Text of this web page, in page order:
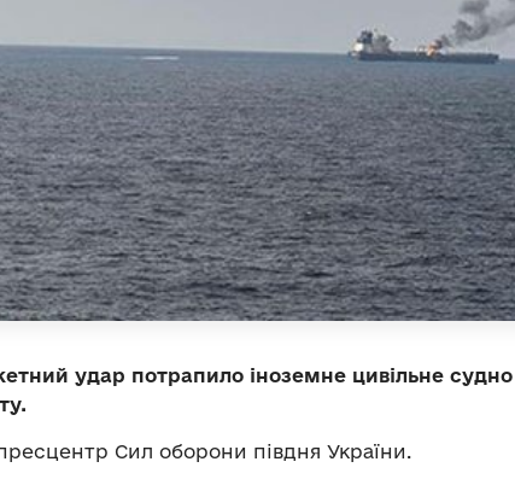
удар потрапило іноземне цивільне судно
Сил оборони півдня України.